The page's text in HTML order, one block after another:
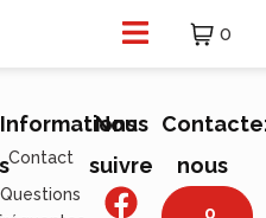
0
Informations
Contact
Questions
Nous
suivre
nous
0